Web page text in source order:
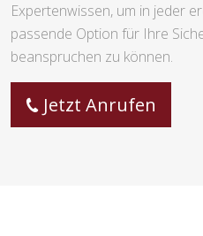
Expertenwissen, um in jeder
passende Option für Ihre
beanspruchen zu können.
Jetzt Anrufen